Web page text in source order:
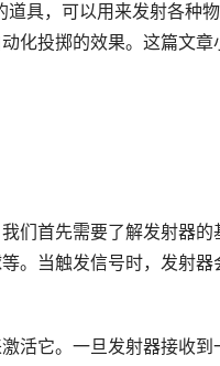
道具，可以用来发射各种
化投掷的效果。这篇文
们首先需要了解发射器
。当触发信号时，发射
活它。一旦发射器接收